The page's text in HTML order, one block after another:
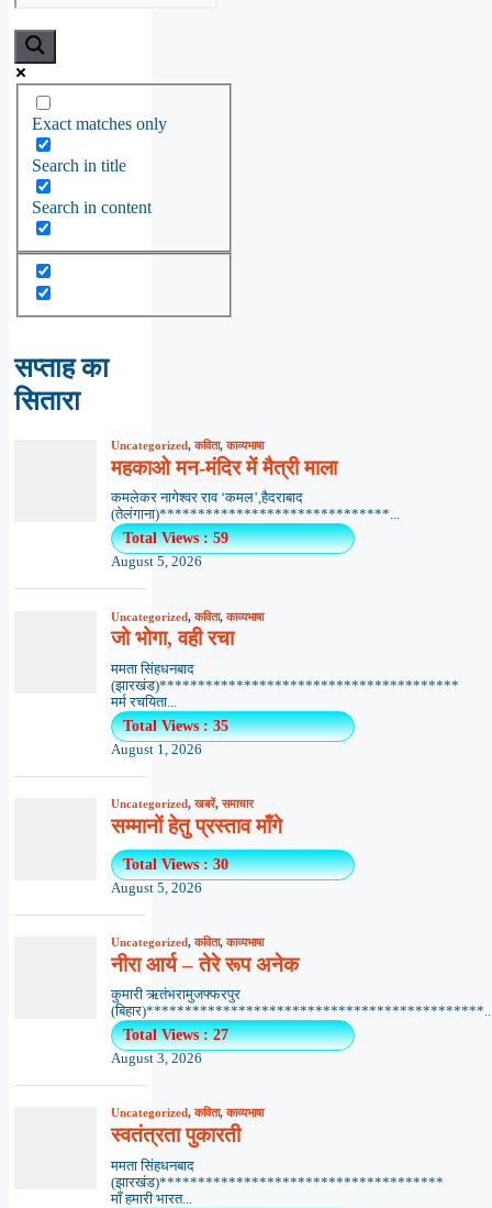
Exact matches only
Search in title
Search in content
सप्ताह का
सितारा
Uncategorized,कविता,काव्यभाषा
महकाओ मन-मंदिर में मैत्री माला
कमलेकर नागेश्वर राव ‘कमल’,हैदराबाद
(तेलंगाना)******************************...
Total Views : 59
August 5, 2026
Uncategorized,कविता,काव्यभाषा
जो भोगा, वही रचा
ममता सिंहधनबाद
(झारखंड)***************************************
मर्म रचयिता...
Total Views : 35
August 1, 2026
Uncategorized,खबरें,समाचार
सम्मानों हेतु प्रस्ताव माँगे
Total Views : 30
August 5, 2026
Uncategorized,कविता,काव्यभाषा
नीरा आर्य – तेरे रूप अनेक
कुमारी ऋतंभरामुजफ्फरपुर
Total Views : 27
August 3, 2026
Uncategorized,कविता,काव्यभाषा
स्वतंत्रता पुकारती
ममता सिंहधनबाद
(झारखंड)*************************************
माँ हमारी भारत...